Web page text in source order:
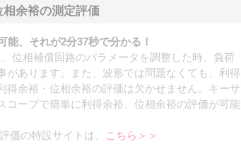
相余裕の測定評価
、それが2分37秒で分かる！
位相補償回路のパラメータを調整した時、負荷
あります。また、波形では問題なくても、利得
余裕・位相余裕の評価は欠かせません。キーサ
コープで簡単に利得余裕、位相余裕の評価が可能
価の特設サイトは、
こちら＞＞